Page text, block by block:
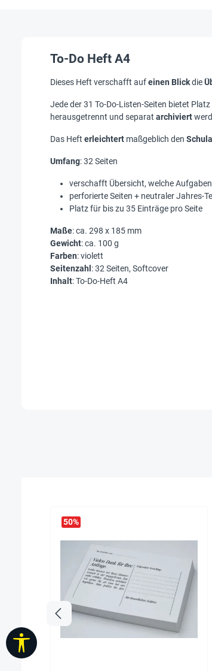
To-Do Heft A4
Dieses Heft verschafft aufeinen Blickdie
Jede der 31 To-Do-Listen-Seiten bietet
herausgetrennt und separat archiviert
Das Heft erleichtert maßgeblich den
Umfang: 32 Seiten
verschafft Übersicht, welche
perforierte Seiten + neutraler Jahres-
Platz für bis zu 35 Einträge pro Seite
Maße: ca. 298 x 185 mm
Gewicht: ca. 100 g
Farben: violett
Seitenzahl : 32 Seiten, Softcover
Inhalt: To-Do-Heft A4
50%
Werkzeugleiste anzeigen